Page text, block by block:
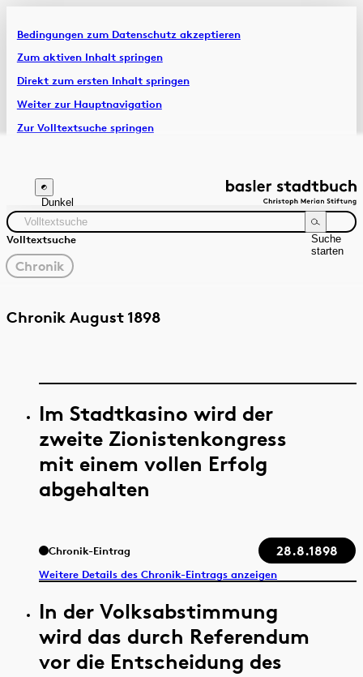
Bedingungen zum Datenschutz akzeptieren
Zum aktiven Inhalt springen
Direkt zum ersten Inhalt springen
Weiter zur Hauptnavigation
Zur Volltextsuche springen
Artikel & Dossiers
Chronik
Dunkel
Volltextsuche
Suche
starten
gewählter
Filter
Chronik
Quelle Zeitraum
Chronik August 1898
Im Stadtkasino wird der
zweite Zionistenkongress
mit einem vollen Erfolg
abgehalten
Chronik-Eintrag 28.8.1898
Weitere Details des Chronik-Eintrags anzeigen
In der Volksabstimmung
wird das durch Referendum
vor die Entscheidung des